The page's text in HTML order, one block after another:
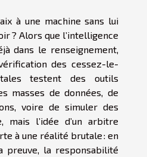
à une machine sans lui
? Alors que l’intelligence
dans le renseignement,
des cessez-le-
testent des outils
masses de données, de
voire de simuler des
mais l’idée d’un arbitre
à une réalité brutale : en
preuve, la responsabilité